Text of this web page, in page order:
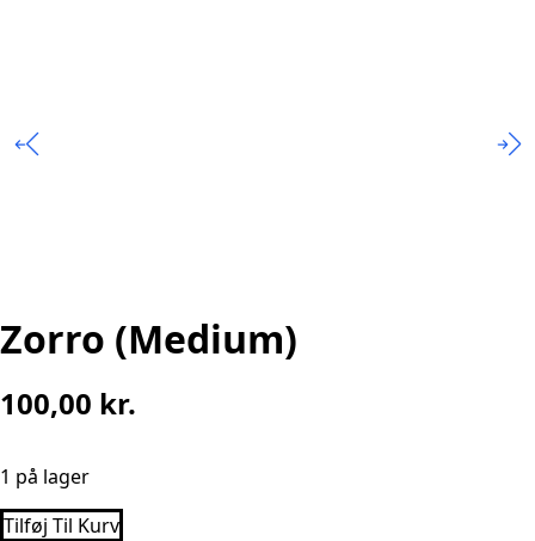
Zorro (Medium)
100,00 kr.
1 på lager
Tilføj Til Kurv